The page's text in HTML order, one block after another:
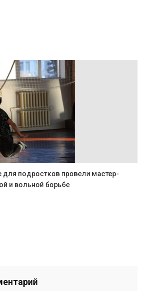
для подростков провели мастер-
и вольной борьбе